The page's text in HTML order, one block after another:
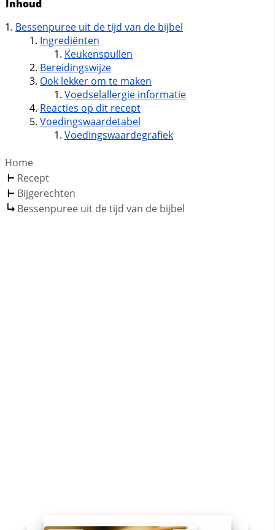
Inhoud
Bessenpuree uit de tijd van de bijbel
Ingrediënten
Keukenspullen
Bereidingswijze
Ook lekker om te maken
Voedselallergie informatie
Reacties op dit recept
Voedingswaardetabel
Voedingswaardegrafiek
Home
Recept
Bijgerechten
Bessenpuree uit de tijd van de bijbel